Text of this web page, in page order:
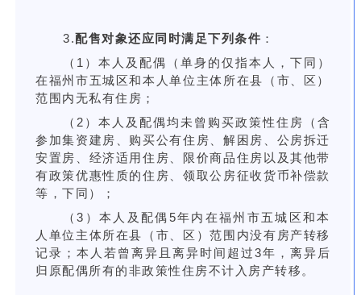
3.配售对象还应同时满足下列条件 ：
（1）本人及配偶（单身的仅指本人，下同）
在福州市五城区和本人单位主体所在县（市、区）
范围内无私有住房；
（2）本人及配偶均未曾购买政策性住房（含
参加集资建房、购买公有住房、解困房、公房拆迁
安置房、经济适用住房、限价商品住房以及其他带
有政策优惠性质的住房、领取公房征收货币补偿款
等，下同）；
（3）本人及配偶5年内在福州市五城区和本
人单位主体所在县（市、区）范围内没有房产转移
记录；本人若曾离异且离异时间超过3年，离异后
归原配偶所有的非政策性住房不计入房产转移。